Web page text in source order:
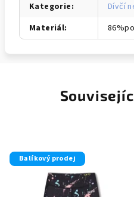
Kategorie:
Dívčí
Materiál:
Balíkový prodej